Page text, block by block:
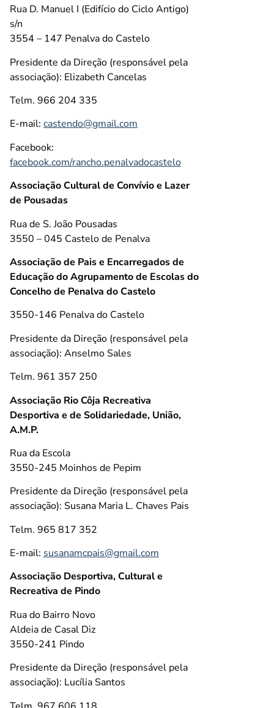
Rua D. Manuel I (Edifício do Ciclo Antigo)
s/n
3554 – 147 Penalva do Castelo
Presidente da Direção (responsável pela
associação): Elizabeth Cancelas
Telm. 966 204 335
E-mail: castendo@gmail.com
Facebook:
facebook.com/rancho.penalvadocastelo
Associação Cultural de Convívio e Lazer
de Pousadas
Rua de S. João Pousadas
3550 – 045 Castelo de Penalva
Associação de Pais e Encarregados de
Educação do Agrupamento de Escolas do
Concelho de Penalva do Castelo
3550-146 Penalva do Castelo
Presidente da Direção (responsável pela
associação): Anselmo Sales
Telm. 961 357 250
Associação Rio Côja Recreativa
Desportiva e de Solidariedade, União,
A.M.P.
Rua da Escola
3550-245 Moinhos de Pepim
Presidente da Direção (responsável pela
associação): Susana Maria L. Chaves Pais
Telm. 965 817 352
E-mail: susanamcpais@gmail.com
Associação Desportiva, Cultural e
Recreativa de Pindo
Rua do Bairro Novo
Aldeia de Casal Diz
3550-241 Pindo
Presidente da Direção (responsável pela
associação): Lucília Santos